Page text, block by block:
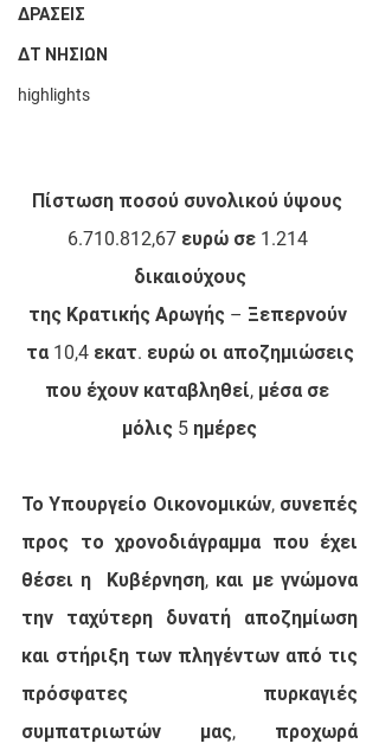
ΔΡΑΣΕΙΣ
ΔΤ ΝΗΣΙΩΝ
highlights
Πίστωση ποσού συνολικού ύψους
6.710.812,67 ευρώ σε 1.214
δικαιούχους
της Κρατικής Αρωγής – Ξεπερνούν
τα 10,4 εκατ. ευρώ οι αποζημιώσεις
που έχουν καταβληθεί, μέσα σε
μόλις 5 ημέρες
Το Υπουργείο Οικονομικών, συνεπές
προς το χρονοδιάγραμμα που έχει
θέσει η  Κυβέρνηση, και με γνώμονα
την ταχύτερη δυνατή αποζημίωση
και στήριξη των πληγέντων από τις
πρόσφατες πυρκαγιές
συμπατριωτών μας, προχωρά